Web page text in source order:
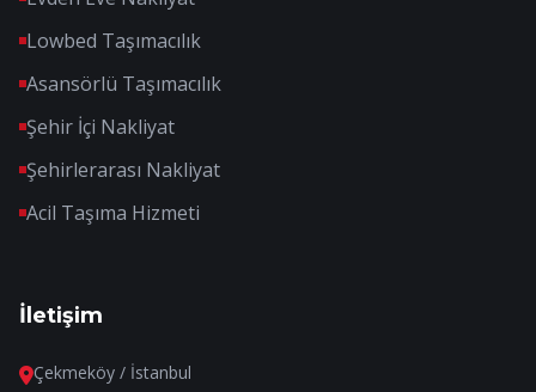
Lowbed Taşımacılık
Asansörlü Taşımacılık
Şehir İçi Nakliyat
Şehirlerarası Nakliyat
Acil Taşıma Hizmeti
İletişim
Çekmeköy / İstanbul